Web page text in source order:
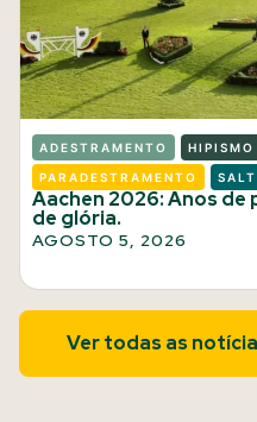
ADESTRAMENTO HIPISMO
PARADESTRAMENTO
Aachen 2026: Anos
de glória.
AGOSTO 5, 2026
Ver todas as